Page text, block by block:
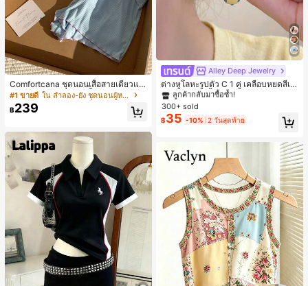
Comfortcana ชุดนอนเสื้อสายเดี่ยวแต่
งระบายและกางเกงขาสั้นสำหรับผู้หญิง
#1 ขายดี ใน ลำลอง-ยัง ชุดนอนผู้หญิง
฿239
Alley Deep Jewelry
ต่างหูโลหะรูปตัว C 1 คู่ เคลือบหยดสีเห
ลือง ลายจุดสีน้ำเงิน สไตล์ยุโรปและอเม
ริกัน แฟชั่นส่วนตัว หวานและสง่างาม
สำหรับผู้หญิงและเด็กหญิง สำหรับการเ
ดินทาง งานแต่งงาน ปาร์ตี้ วันเกิด ของ
#1 ขายดี ใน โบโฮ ต่างหูผู้หญิง
ลูกค้ากลับมาซื้อซ้ำ!
#1 ขายดี ใน โบโฮ ต่างหูผู้หญิง
ลูกค้ากลับมาซื้อซ้ำ!
#1 ขายดี ใน โบโฮ ต่างหูผู้หญิง
ลูกค้ากลับมาซื้อซ้ำ!
#1 ขายดี ใน โบโฮ ต่างหูผู้หญิง
300+ sold
฿35 -10% 2 วันสุดท้าย